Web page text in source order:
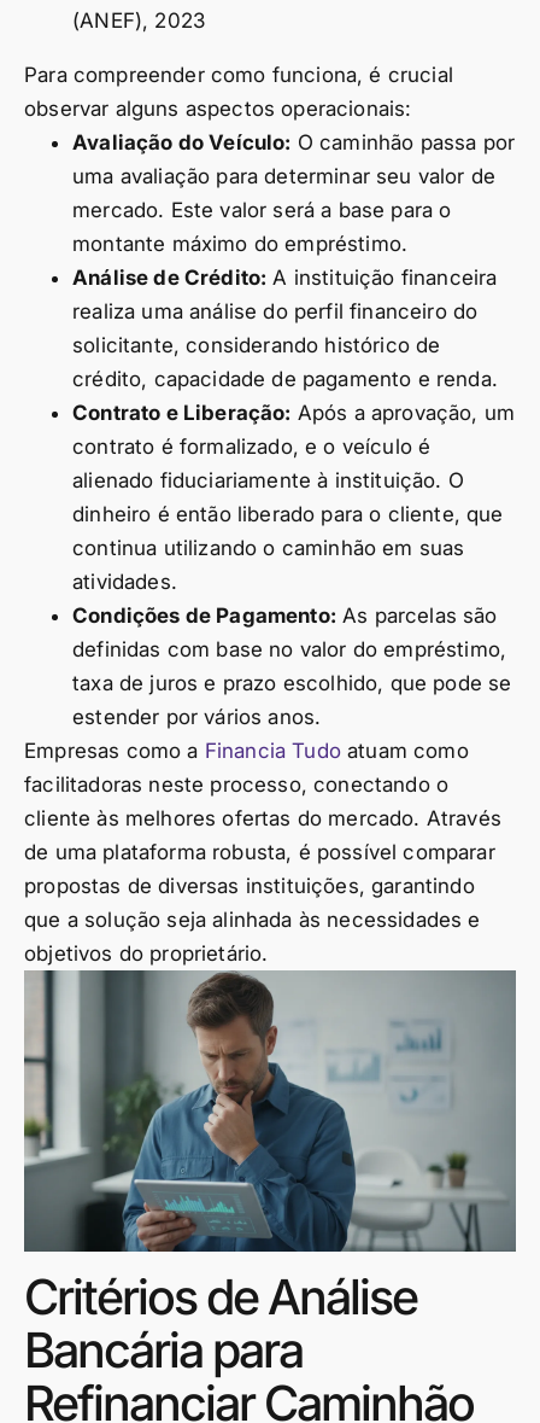
(ANEF), 2023
Para compreender como funciona, é crucial
observar alguns aspectos operacionais:
Avaliação do Veículo: O caminhão passa por
uma avaliação para determinar seu valor de
mercado. Este valor será a base para o
montante máximo do empréstimo.
Análise de Crédito: A instituição financeira
realiza uma análise do perfil financeiro do
solicitante, considerando histórico de
crédito, capacidade de pagamento e renda.
Contrato e Liberação: Após a aprovação, um
contrato é formalizado, e o veículo é
alienado fiduciariamente à instituição. O
dinheiro é então liberado para o cliente, que
continua utilizando o caminhão em suas
atividades.
Condições de Pagamento: As parcelas são
definidas com base no valor do empréstimo,
taxa de juros e prazo escolhido, que pode se
estender por vários anos.
Empresas como a Financia Tudoatuam como
facilitadoras neste processo, conectando o
cliente às melhores ofertas do mercado. Através
de uma plataforma robusta, é possível comparar
propostas de diversas instituições, garantindo
que a solução seja alinhada às necessidades e
objetivos do proprietário.
Critérios de Análise
Bancária para
Refinanciar Caminhão